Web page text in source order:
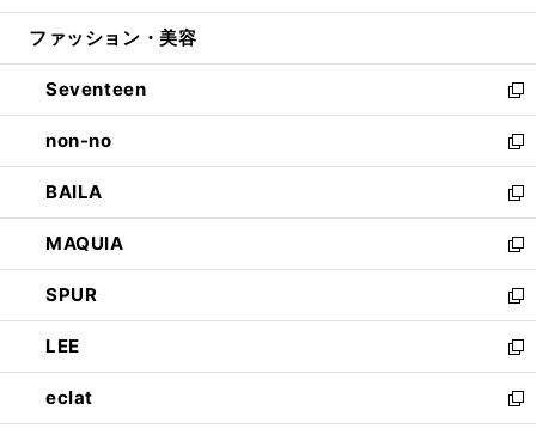
開
ウ
開
く
ン
ウ
で
開
く
ウ
ン
ド
ウ
で
開
く
ファッション・美容
Seventeen
新
し
い
ウ
ィ
ン
ド
ウ
で
開
く
non-no
新
し
い
ウ
ィ
ン
ド
ウ
で
開
く
BAILA
新
し
い
ウ
ィ
ン
ド
ウ
で
開
MAQUIA
新
し
い
ウ
ィ
ン
ド
ウ
SPUR
新
し
い
ウ
ィ
LEE
新
し
い
eclat
新